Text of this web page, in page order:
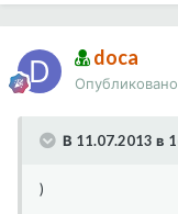
doca
Опубликовано
В 11.07.2013 в
)